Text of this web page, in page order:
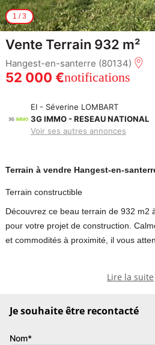
1 /3
Vente Terrain 932 m²
Hangest-en-santerre (80134)
52 000 €notifications
EI - Séverine LOMBART
3G IMMO - RESEAU NATIONAL
Voir ses autres annonces
Terrain à vendre Hangest-en-
Terrain constructible
Découvrez ce beau terrain de 932 m2
pour votre projet de construction.
et commodités à proximité, il vous
Lire la suite
Je souhaite être recontacté
Nom*